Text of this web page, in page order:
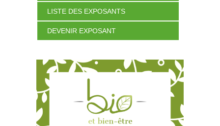
LISTE DES EXPOSANTS
DEVENIR EXPOSANT